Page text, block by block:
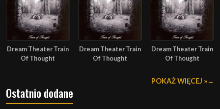
Dream Theater Train
Of Thought
Dream Theater Train
Of Thought
Dream Theater Train
Of Thought
POKAŻ WIĘCEJ »
Ostatnio dodane